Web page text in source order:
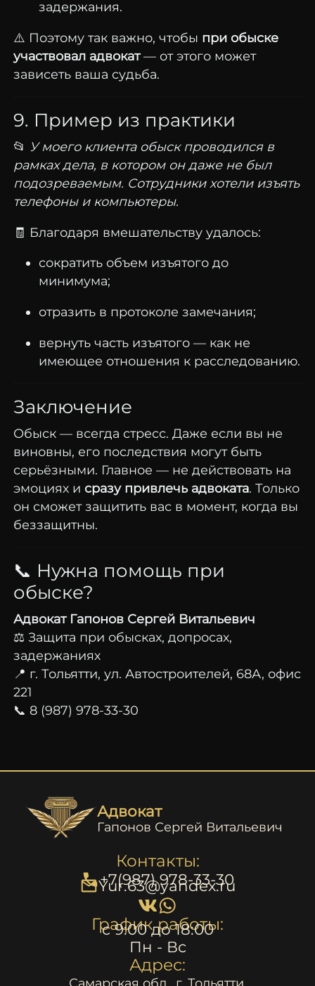
задержания.
⚠️ Поэтому так важно, чтобы при обыске
участвовал адвокат— от этого может
зависеть ваша судьба.
9. Пример из практики
📂 У моего клиента обыск проводился в
рамках дела, в котором он даже не был
подозреваемым. Сотрудники хотели изъять
телефоны и компьютеры.
🧾 Благодаря вмешательству удалось:
сократить объем изъятого до
минимума;
отразить в протоколе замечания;
вернуть часть изъятого — как не
имеющее отношения к расследованию.
Заключение
Обыск — всегда стресс. Даже если вы не
виновны, его последствия могут быть
серьёзными. Главное — не действовать на
эмоциях и сразу привлечь адвоката. Только
он сможет защитить вас в момент, когда вы
беззащитны.
📞 Нужна помощь при
обыске?
Адвокат Гапонов Сергей Витальевич
⚖️ Защита при обысках, допросах,
задержаниях
📍 г. Тольятти, ул. Автостроителей, 68А, офис
221
📞 8 (987) 978-33-30
Контакты:
+7(987) 978-33-30
Yur.63@yandex.ru
График работы:
c 9:00 до 18:00
Пн - Вс
Адрес:
Самарская обл., г. Тольятти,
Адвокат
Гапонов Сергей Витальевич